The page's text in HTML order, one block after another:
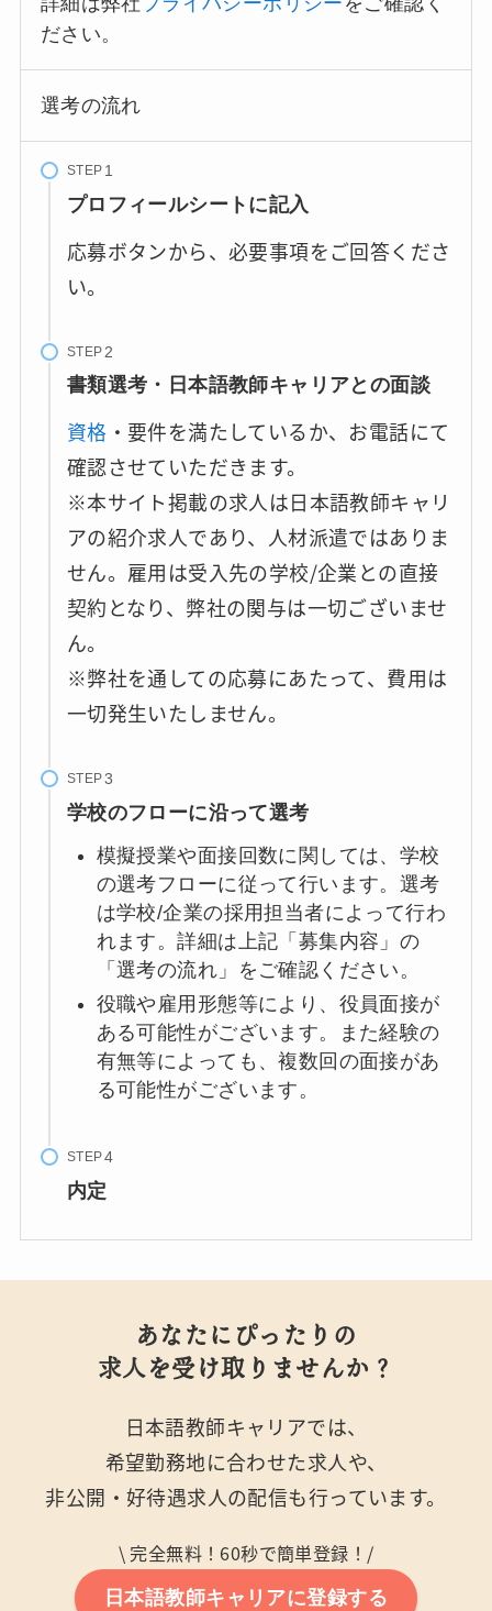
ださい。
選考の流れ
STEP
プロフィールシートに記入
応募ボタンから、必要事項をご回答くださ
い。
STEP
書類選考・日本語教師キャリアとの面談
資格 ・要件を満たしているか、お電話にて
確認させていただきます。
※本サイト掲載の求人は日本語教師キャリ
アの紹介求人であり、人材派遣ではありま
せん。雇用は受入先の学校/企業との直接
契約となり、弊社の関与は一切ございませ
ん。
※弊社を通しての応募にあたって、費用は
一切発生いたしません。
STEP
学校のフローに沿って選考
模擬授業や面接回数に関しては、学校
の選考フローに従って行います。選考
は学校/企業の採用担当者によって行わ
れます。詳細は上記「募集内容」の
「選考の流れ」をご確認ください。
役職や雇用形態等により、役員面接が
ある可能性がございます。また経験の
有無等によっても、複数回の面接があ
る可能性がございます。
STEP
内定
あなたにぴったりの
求人を受け取りませんか？
日本語教師キャリアでは、
希望勤務地に合わせた求人や、
非公開・好待遇求人の配信も行っています。
\ 完全無料！60秒で簡単登録！/
日本語教師キャリアに登録する